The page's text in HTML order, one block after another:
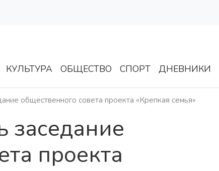
КУЛЬТУРА ОБЩЕСТВО СПОРТ ДНЕВНИКИ
общественного совета проекта «Крепкая семья»
заседание
проекта